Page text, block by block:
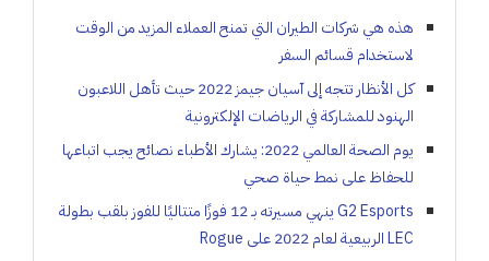
هذه هي شركات الطيران التي تمنح العملاء المزيد من الوقت
لاستخدام قسائم السفر
كل الأنظار تتجه إلى آسيان جيمز 2022 حيث تأهل اللاعبون
الهنود للمشاركة في الرياضات الإلكترونية
يوم الصحة العالمي 2022: يشارك الأطباء نصائح يجب اتباعها
للحفاظ على نمط حياة صحي
G2 Esports ينهي مسيرته بـ 12 فوزًا متتاليًا للفوز بلقب بطولة
LEC الربيعية لعام 2022 على Rogue